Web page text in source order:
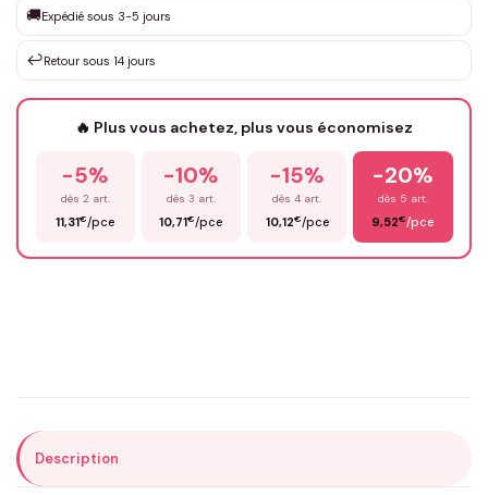
Votre texte / idée*
Prénom*
ENVOYER MA DEMANDE ✨
🚚Expédié sous 3-5 jours
↩️Retour sous 14 jours
🔥 Plus vous achetez, plus vous économisez
-5%
dès 2 art.
11,31€/pce
-10%
dès 3 art.
10,71€/pce
-15%
dès 4 art.
10,12€/pce
-20%
dès 5 art.
9,52€/pce
Description